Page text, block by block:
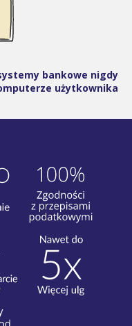
bankowe nigdy
użytkownika